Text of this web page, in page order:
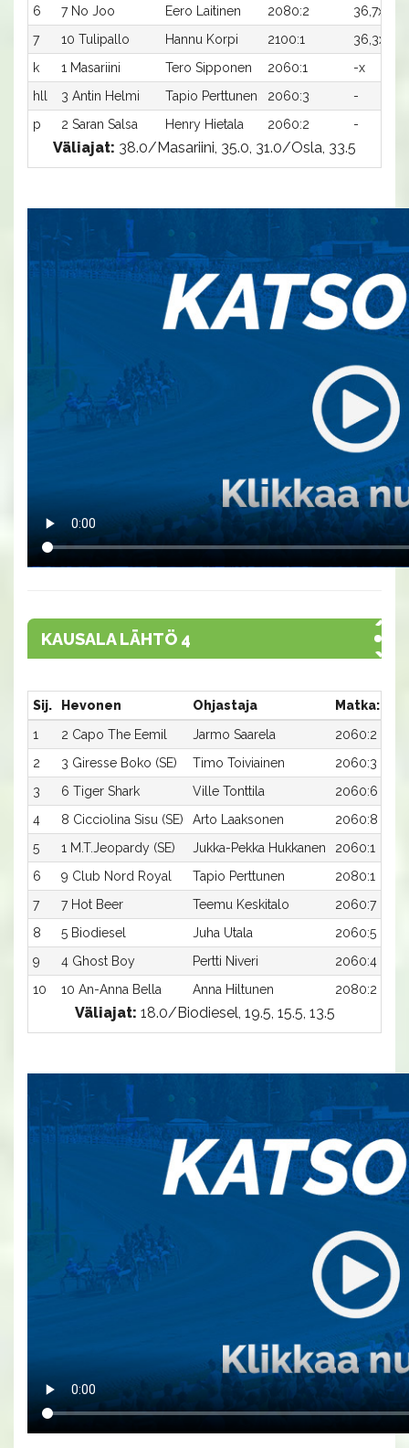
6 7 No Joo Eero Laitinen 2080:2 36,7x
7
10 Tulipallo Hannu Korpi 2100:1 36,3x
k
1 Masariini Tero Sipponen 2060:1 -x
hll
3 Antin Helmi Tapio Perttunen 2060:3 -
p
2 Saran Salsa Henry Hietala 2060:2 -
Väliajat: 38.0/Masariini, 35.0, 31.0/Osla, 33.5
KAUSALA LÄHTÖ 4
Sij. Hevonen Ohjastaja
1
2 Capo The Eemil Jarmo Saarela
2060:2
2
3 Giresse Boko (SE) Timo Toiviainen
2060:3
3
6 Tiger Shark Ville Tonttila
2060:6
4
8 Cicciolina Sisu (SE) Arto Laaksonen
2060:8
5
1 M.T.Jeopardy (SE) Jukka-Pekka Hukkanen
2060:1
6
9 Club Nord Royal Tapio Perttunen
2080:1
7
7 Hot Beer Teemu Keskitalo
2060:7
8
5 Biodiesel Juha Utala
2060:5
9
4 Ghost Boy Pertti Niveri
2060:4
10
10 An-Anna Bella Anna Hiltunen 2080:2
Väliajat: 18.0/Biodiesel, 19.5, 15.5, 13.5